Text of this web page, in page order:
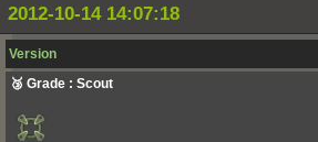
2012-10-14 14:07:18
Version
🥉 Grade : Scout